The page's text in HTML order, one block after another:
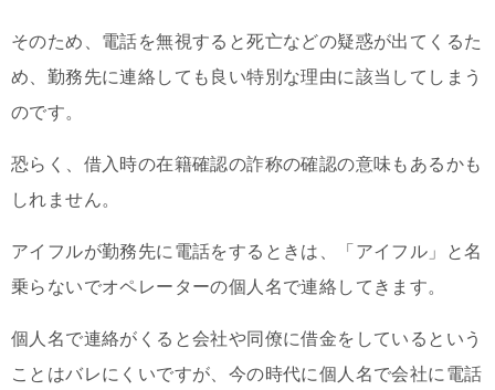
そのため、電話を無視すると死亡などの疑惑が出てくるた
め、勤務先に連絡しても良い特別な理由に該当してしまう
のです。
恐らく、借入時の在籍確認の詐称の確認の意味もあるかも
しれません。
アイフルが勤務先に電話をするときは、「アイフル」と名
乗らないでオペレーターの個人名で連絡してきます。
個人名で連絡がくると会社や同僚に借金をしているという
ことはバレにくいですが、今の時代に個人名で会社に電話